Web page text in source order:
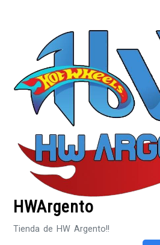
HWArgento
Tienda de HW Argento!!